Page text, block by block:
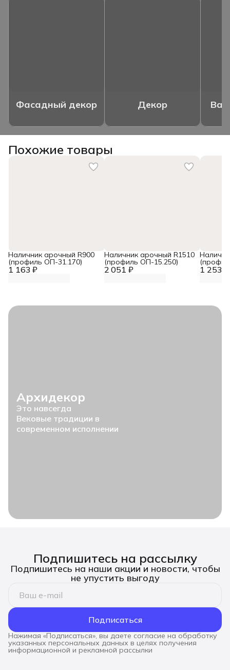
Фасадный декор Декор
Похожие товары
1 163 ₽
Наличник арочный R900
(профиль ОП-31.170)
2 051 ₽
Наличник арочный R1510
(профиль ОП-15.250)
1 253 ₽
Архидекор
Это навсегда
Вековые традиции в
современном исполнении
Подпишитесь на рассылку
Подпишитесь на наши акции и новости, чтобы
не упустить выгоду
Подписаться
Нажимая «Подписаться», вы даете согласие на обработку
указанных персональных данных в целях получения
информационной и рекламной рассылки